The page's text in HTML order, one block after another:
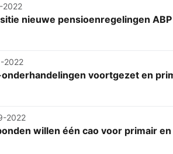
2022
nieuwe pensioenregelingen ABP
2022
voortgezet en
2022
willen één cao voor primair